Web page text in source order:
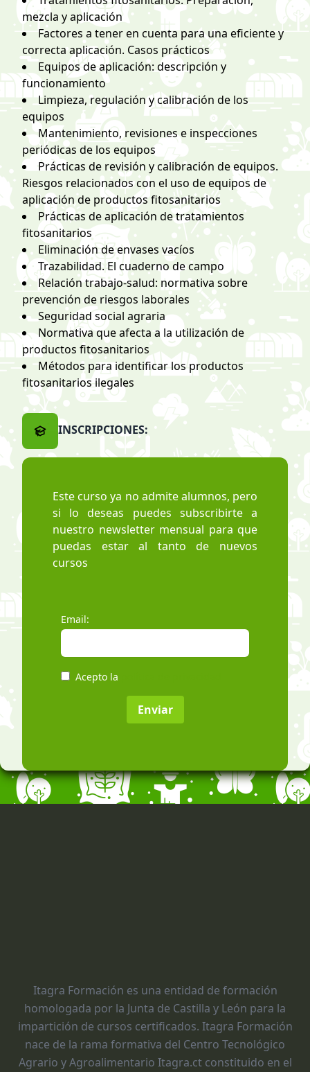
mezcla y aplicación
Factores a tener en cuenta para una eficiente y
correcta aplicación. Casos prácticos
Equipos de aplicación: descripción y
funcionamiento
Limpieza, regulación y calibración de los
equipos
Mantenimiento, revisiones e inspecciones
periódicas de los equipos
Prácticas de revisión y calibración de equipos.
Riesgos relacionados con el uso de equipos de
aplicación de productos fitosanitarios
Prácticas de aplicación de tratamientos
fitosanitarios
Eliminación de envases vacíos
Trazabilidad. El cuaderno de campo
Relación trabajo-salud: normativa sobre
prevención de riesgos laborales
Seguridad social agraria
Normativa que afecta a la utilización de
productos fitosanitarios
Métodos para identificar los productos
fitosanitarios ilegales
INSCRIPCIONES:
Este curso ya no admite alumnos, pero
si lo deseas puedes subscribirte a
nuestro newsletter mensual para que
puedas estar al tanto de nuevos
cursos
Email:
Acepto la
Enviar
Itagra Formación es una entidad de formación
homologada por la Junta de Castilla y León para la
impartición de cursos certificados. Itagra Formación
nace de la rama formativa del Centro Tecnológico
Agrario y Agroalimentario Itagra.ct constituido en el